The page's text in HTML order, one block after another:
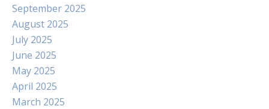
September 2025
August 2025
July 2025
June 2025
May 2025
April 2025
March 2025